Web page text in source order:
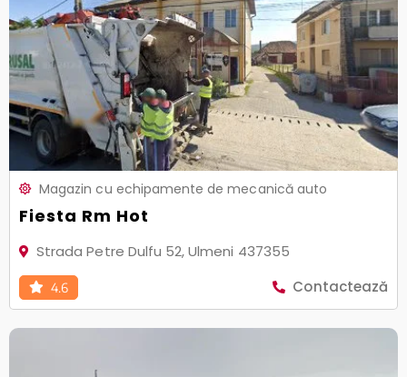
Magazin cu echipamente de mecanică auto
Fiesta Rm Hot
Strada Petre Dulfu 52, Ulmeni 437355
4.6 Contactează